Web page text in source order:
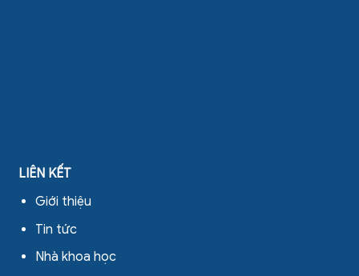
LIÊN KẾT
Giới thiệu
Tin tức
Nhà khoa học